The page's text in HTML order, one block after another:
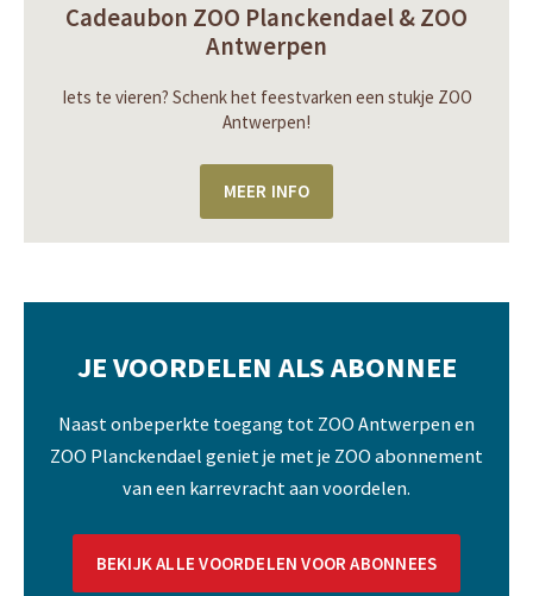
Cadeaubon ZOO Planckendael & ZOO
Antwerpen
Iets te vieren? Schenk het feestvarken een stukje ZOO
Antwerpen!
MEER INFO
JE VOORDELEN ALS ABONNEE
Naast onbeperkte toegang tot ZOO Antwerpen en
ZOO Planckendael geniet je met je ZOO abonnement
van een karrevracht aan voordelen.
BEKIJK ALLE VOORDELEN VOOR ABONNEES